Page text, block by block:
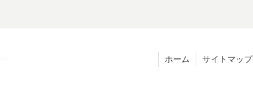
ホーム サイトマップ